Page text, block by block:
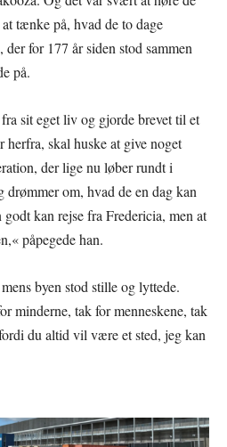
tænke på, hvad de to dage
der for 177 år siden stod sammen
på.
sit eget liv og gjorde brevet til et
skal huske at give noget
der lige nu løber rundt i
drømmer om, hvad de en dag kan
kan rejse fra Fredericia, men at
påpegede han.
byen stod stille og lyttede.
minderne, tak for menneskene, tak
du altid vil være et sted, jeg kan